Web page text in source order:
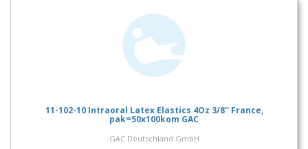
11-102-10 Intraoral Latex Elastics 4Oz 3/8'' France,
pak=50x100kom GAC
GAC Deutschland GmbH